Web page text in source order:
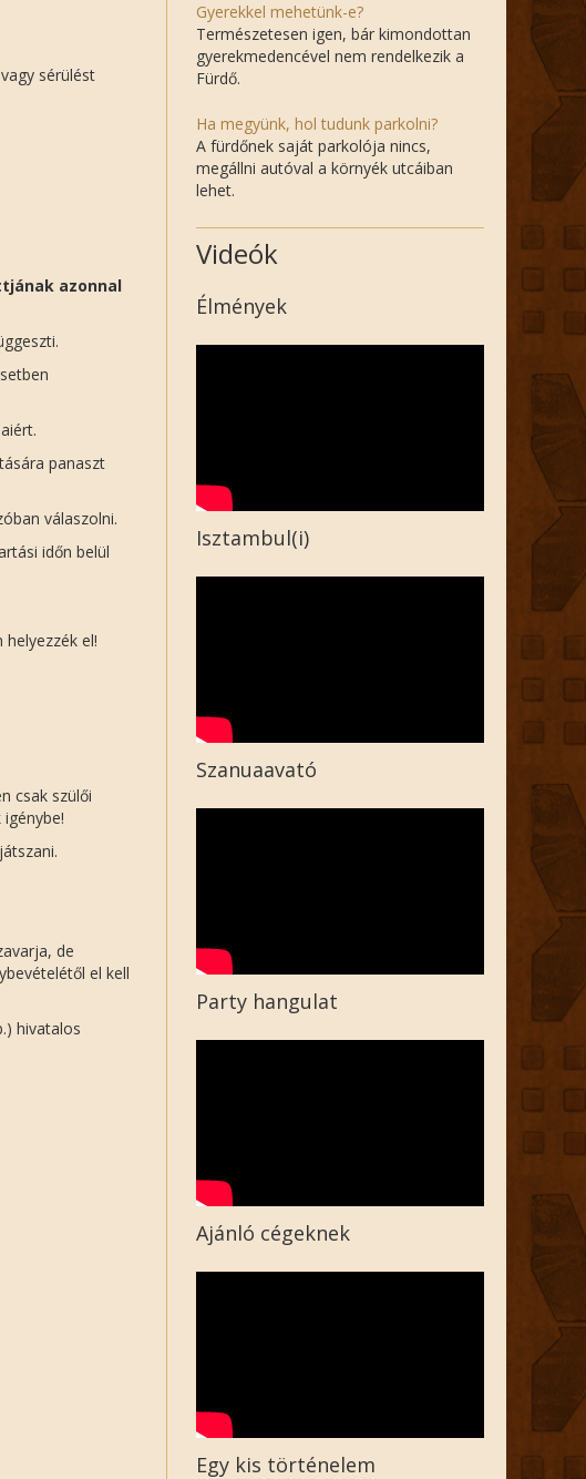
sérülést
azonnal
panaszt
válaszolni.
időn belül
el!
csak szülői
de
el kell
hivatalos
Gyerekkel mehetünk-e?
Természetesen igen, bár kimondottan
gyerekmedencével nem rendelkezik a
Fürdő.
Ha megyünk, hol tudunk parkolni?
A fürdőnek saját parkolója nincs,
megállni autóval a környék utcáiban
lehet.
Videók
Élmények
Isztambul(i)
Szanuaavató
Party hangulat
Ajánló cégeknek
Egy kis történelem